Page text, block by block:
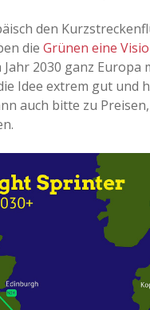
den
die Grünen eine
Jahr 2030 ganz
Idee extrem gut und
auch bitte zu